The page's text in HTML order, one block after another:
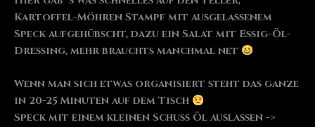
Kartoffel-Möhren Stampf mit ausgelassenem
Speck aufgehübscht, dazu ein Salat mit Essig-Öl-
Dressing, mehr brauchts manchmal net
Wenn man sich etwas organisiert steht das ganze
in 20-25 Minuten auf dem Tisch
Speck mit einem kleinen Schuss Öl auslassen ->